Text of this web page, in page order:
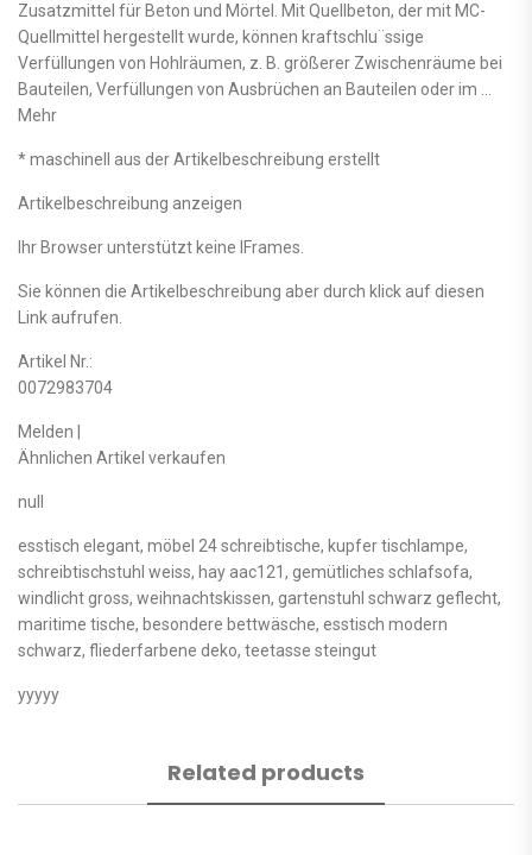
Zusatzmittel für Beton und Mörtel. Mit Quellbeton, der mit MC-
Quellmittel hergestellt wurde, können kraftschlu¨ssige
Verfüllungen von Hohlräumen, z. B. größerer Zwischenräume bei
Bauteilen, Verfüllungen von Ausbrüchen an Bauteilen oder im …
Mehr
* maschinell aus der Artikelbeschreibung erstellt
Artikelbeschreibung anzeigen
Ihr Browser unterstützt keine IFrames.
Sie können die Artikelbeschreibung aber durch klick auf diesen
Link aufrufen.
Artikel Nr.:
0072983704
Melden |
Ähnlichen Artikel verkaufen
null
esstisch elegant, möbel 24 schreibtische, kupfer tischlampe,
schreibtischstuhl weiss, hay aac121, gemütliches schlafsofa,
windlicht gross, weihnachtskissen, gartenstuhl schwarz geflecht,
maritime tische, besondere bettwäsche, esstisch modern
schwarz, fliederfarbene deko, teetasse steingut
yyyyy
Related products